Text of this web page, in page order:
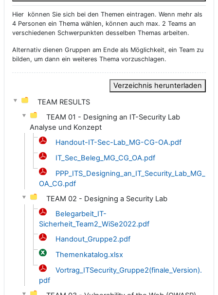
Hier können Sie sich bei den Themen eintragen. Wenn mehr als
4 Personen ein Thema wählen, können auch max. 2 Teams an
verschiedenen Schwerpunkten desselben Themas arbeiten.
Alternativ dienen Gruppen am Ende als Möglichkeit, ein Team zu
bilden, um dann ein weiteres Thema vorzuschlagen.
Verzeichnis herunterladen
TEAM RESULTS
TEAM 01 - Designing an IT-Security Lab
Analyse und Konzept
Handout-IT-Sec-Lab_MG-CG-OA.pdf
IT_Sec_Beleg_MG_CG_OA.pdf
PPP_ITS_Designing_an_IT_Security_Lab_MG_
OA_CG.pdf
TEAM 02 - Designing a Security Lab
Belegarbeit_IT-
Sicherheit_Team2_WiSe2022.pdf
Handout_Gruppe2.pdf
Themenkatalog.xlsx
Vortrag_ITSecurity_Gruppe2(finale_Version).
pdf